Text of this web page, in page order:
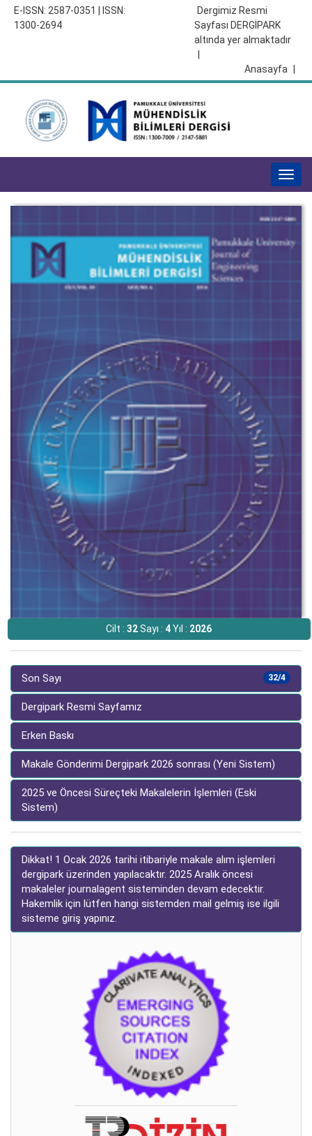
E-ISSN: 2587-0351 | ISSN:
1300-2694
Dergimiz Resmi
Sayfası DERGİPARK
altında yer almaktadır
Anasayfa
Cilt :32Sayı :4Yıl : 2026
32/4
Son Sayı
Dergipark Resmi Sayfamız
Erken Baskı
Makale Gönderimi Dergipark 2026 sonrası (Yeni Sistem)
2025 ve Öncesi Süreçteki Makalelerin İşlemleri (Eski
Sistem)
Dikkat! 1 Ocak 2026 tarihi itibariyle makale alım işlemleri
dergipark üzerinden yapılacaktır. 2025 Aralık öncesi
makaleler journalagent sisteminden devam edecektir.
Hakemlik için lütfen hangi sistemden mail gelmiş ise ilgili
sisteme giriş yapınız.